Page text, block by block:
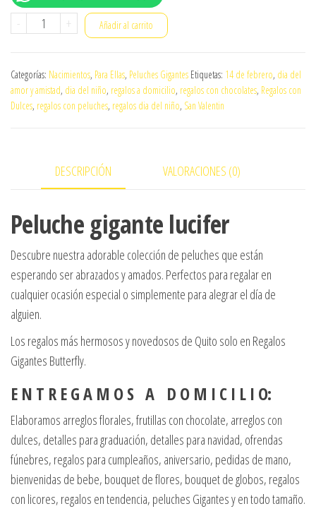
-
Peluche
cantidad
+ Añadir al carrito
Categorías: Nacimientos, Para Ellas, Peluches Gigantes Etiquetas: 14 de febrero, dia del
amor y amistad, dia del niño, regalos a domicilio, regalos con chocolates, Regalos con
Dulces, regalos con peluches, regalos dia del niño, San Valentin
DESCRIPCIÓN VALORACIONES (0)
Peluche gigante lucifer
Descubre nuestra adorable colección de peluches que están
esperando ser abrazados y amados. Perfectos para regalar en
cualquier ocasión especial o simplemente para alegrar el día de
alguien.
Los regalos más hermosos y novedosos de Quito solo en Regalos
Gigantes Butterfly.
E N T R E G A M O S A D O M I C I L I O:
Elaboramos arreglos florales, frutillas con chocolate, arreglos con
dulces, detalles para graduación, detalles para navidad, ofrendas
fúnebres, regalos para cumpleaños, aniversario, pedidas de mano,
bienvenidas de bebe, bouquet de flores, bouquet de globos, regalos
con licores, regalos en tendencia, peluches Gigantes y en todo tamaño.